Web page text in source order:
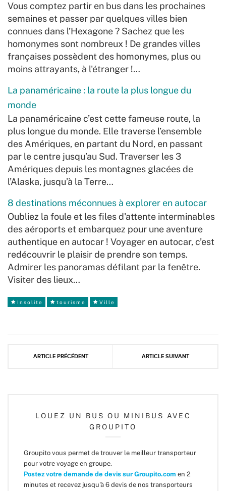
Vous comptez partir en bus dans les prochaines
semaines et passer par quelques villes bien
connues dans l’Hexagone ? Sachez que les
homonymes sont nombreux ! De grandes villes
françaises possèdent des homonymes, plus ou
moins attrayants, à l'étranger !…
La panaméricaine : la route la plus longue du
monde
La panaméricaine c’est cette fameuse route, la
plus longue du monde. Elle traverse l’ensemble
des Amériques, en partant du Nord, en passant
par le centre jusqu’au Sud. Traverser les 3
Amériques depuis les montagnes glacées de
l’Alaska, jusqu’à la Terre…
8 destinations méconnues à explorer en autocar
Oubliez la foule et les files d'attente interminables
des aéroports et embarquez pour une aventure
authentique en autocar ! Voyager en autocar, c’est
redécouvrir le plaisir de prendre son temps.
Admirer les panoramas défilant par la fenêtre.
Visiter des lieux…
Insolite tourisme Ville
ARTICLE PRÉCÉDENT ARTICLE SUIVANT
LOUEZ UN BUS OU MINIBUS AVEC
GROUPITO
Groupito vous permet de trouver le meilleur transporteur
pour votre voyage en groupe.
Postez votre demande de devis sur Groupito.com en 2
minutes et recevez jusqu'à 6 devis de nos transporteurs